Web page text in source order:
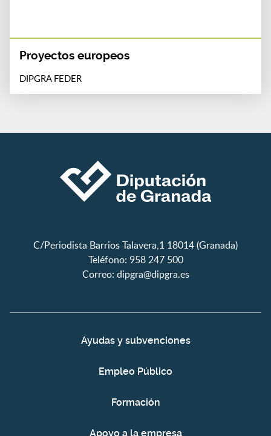
Proyectos europeos
DIPGRA FEDER
C/Periodista Barrios Talavera,1 18014 (Granada)
Teléfono: 958 247 500
Correo: dipgra@dipgra.es
Ayudas y subvenciones
Empleo Público
Formación
Apoyo a la empresa